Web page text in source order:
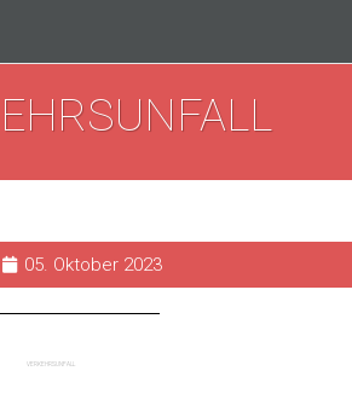
05. Oktober 2023
VERKEHRSUNFALL